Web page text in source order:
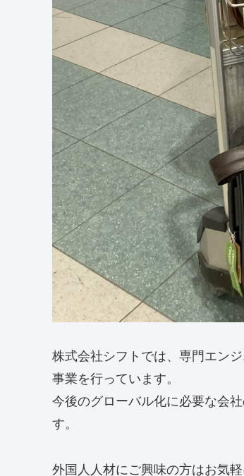
株式会社シフトでは、専門エン
事業を行っています。
今後のグローバル化に必要な会
す。
外国人人材にご興味の方はお気軽